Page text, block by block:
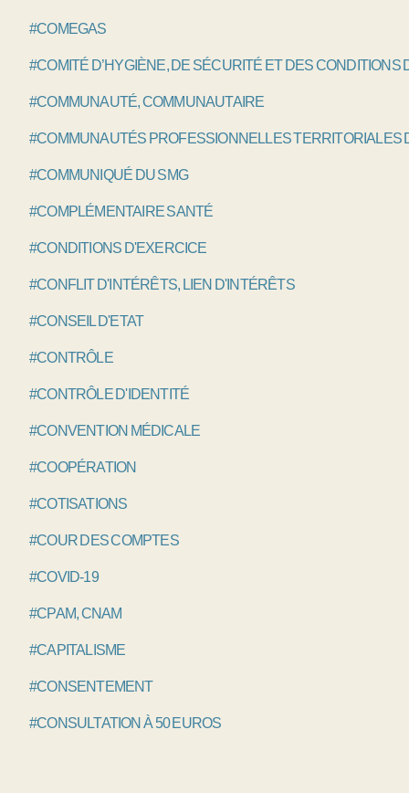
#COMEGAS
#COMITÉ D’HYGIÈNE, DE SÉCURITÉ ET DES CONDITIONS
#COMMUNAUTÉ, COMMUNAUTAIRE
#COMMUNAUTÉS PROFESSIONNELLES TERRITORIALES
#COMMUNIQUÉ DU SMG
#COMPLÉMENTAIRE SANTÉ
#CONDITIONS D'EXERCICE
#CONFLIT D'INTÉRÊTS, LIEN D'INTÉRÊTS
#CONSEIL D'ETAT
#CONTRÔLE
#CONTRÔLE D'IDENTITÉ
#CONVENTION MÉDICALE
#COOPÉRATION
#COTISATIONS
#COUR DES COMPTES
#COVID-19
#CPAM, CNAM
#CAPITALISME
#CONSENTEMENT
#CONSULTATION À 50 EUROS